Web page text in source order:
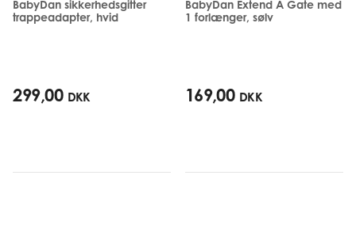
BabyDan sikkerhedsgitter
trappeadapter, hvid
299,00 DKK
BabyDan Extend A Gate med
1 forlænger, sølv
169,00 DKK